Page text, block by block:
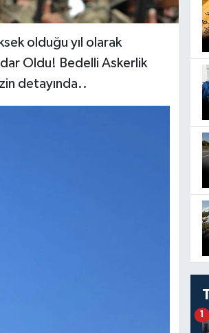
olduğu yıl olarak
Oldu! Bedelli Askerlik
detayında..
1